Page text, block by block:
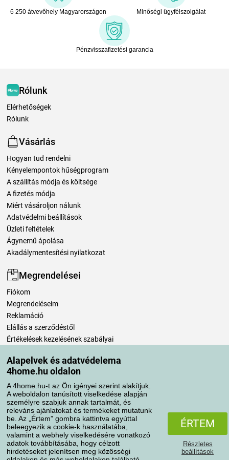
Alapelvek és adatvédelema
4home.hu oldalon
A 4home.hu-t az Ön igényei szerint alakítjuk.
A weboldalon tanúsított viselkedése alapján
személyre szabjuk annak tartalmát, és
releváns ajánlatokat és termékeket mutatunk
be. Az „Értem” gombra kattintva egyúttal
beleegyezik a cookie-k használatába,
valamint a webhely viselkedésére vonatkozó
adatok továbbításába, hogy célzott
hirdetéseket jelenítsen meg közösségi
ÉRTEM
Részletes
beállítások
6 250 átvevőhely Magyarországon Minőségi ügyfélszolgálat
Pénzvisszafizetési garancia
Rólunk
Elérhetőségek
Rólunk
Vásárlás
Hogyan tud rendelni
Kényelempontok hűségprogram
A szállítás módja és költsége
A fizetés módja
Miért vásároljon nálunk
Adatvédelmi beállítások
Üzleti feltételek
Ágynemű ápolása
Akadálymentesítési nyilatkozat
Megrendelései
Fiókom
Megrendeléseim
Reklamáció
Elállás a szerződéstől
Értékelések kezelésének szabályai
Szállítási módok
Fizetési módok